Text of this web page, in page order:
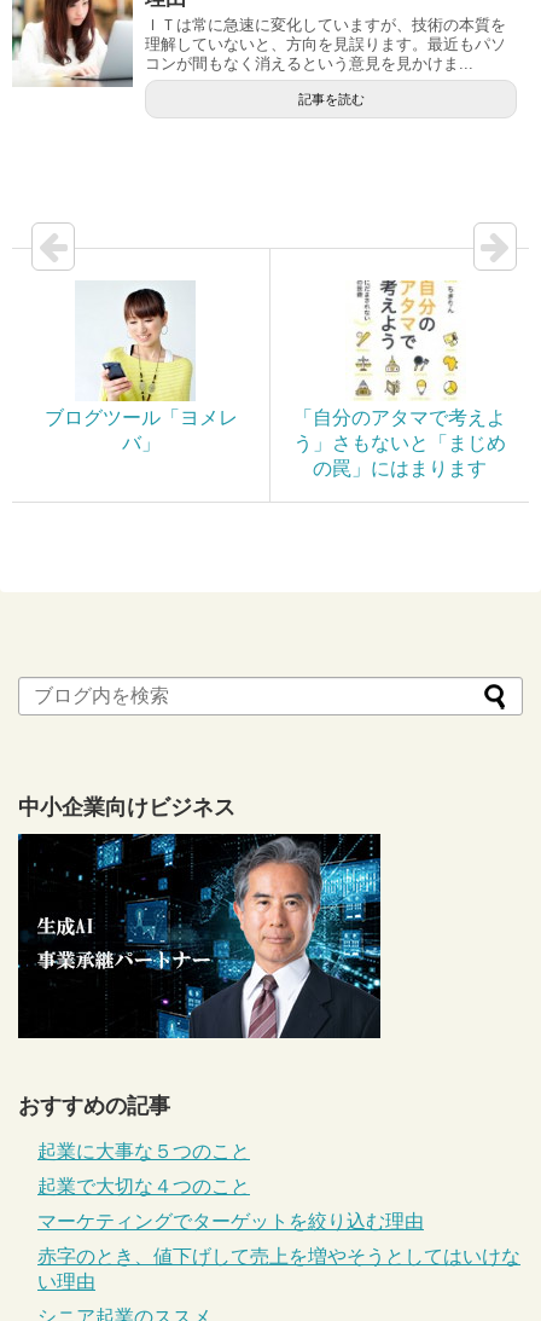
ＩＴは常に急速に変化していますが、技術の本質を
理解していないと、方向を見誤ります。最近もパソ
コンが間もなく消えるという意見を見かけま...
記事を読む
ブログツール「ヨメレ
バ」
「自分のアタマで考えよ
う」さもないと「まじめ
の罠」にはまります
中小企業向けビジネス
おすすめの記事
起業に大事な５つのこと
起業で大切な４つのこと
マーケティングでターゲットを絞り込む理由
赤字のとき、値下げして売上を増やそうとしてはいけな
い理由
シニア起業のススメ